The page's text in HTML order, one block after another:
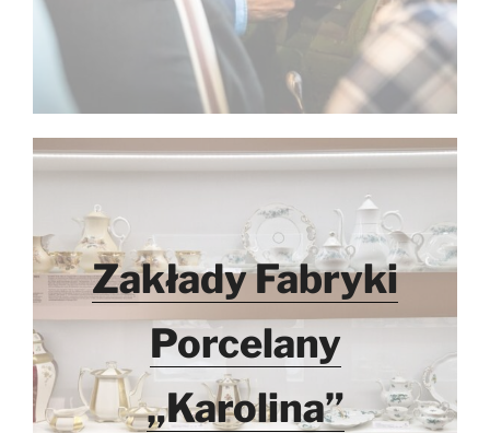
Zakłady Fabryki
Porcelany
„Karolina”